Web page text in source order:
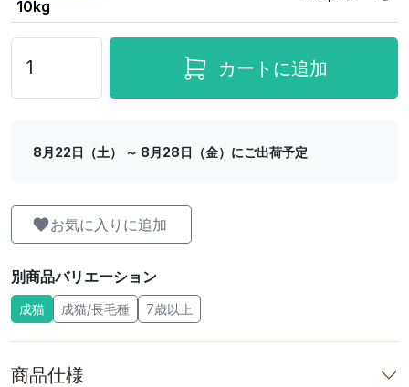
10kg
カートに追加
8月22日（土） ～ 8月28日（金）にご出荷予定
お気に入りに追加
別商品バリエーション
成猫 成猫/長毛種 7歳以上
商品仕様